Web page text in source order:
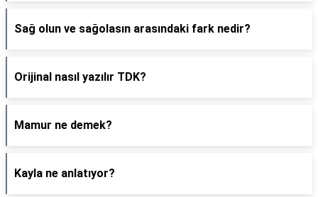
Sağ olun ve sağolasın arasındaki fark nedir?
Orijinal nasıl yazılır TDK?
Mamur ne demek?
Kayla ne anlatıyor?